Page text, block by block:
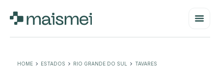
HOME ESTADOS RIO GRANDE DO SUL TAVARES